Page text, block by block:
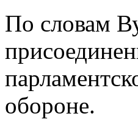
По словам
обороне.